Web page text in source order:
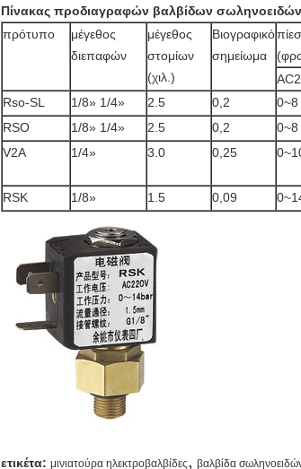
Πίνακας προδιαγραφών βαλβίδων
πρότυπο
μέγεθος
διεπαφών
μέγεθος
στομίων
(χιλ.)
Βιογραφικό
σημείωμα
Rso-SL
1/8» 1/4» 2.5 0,2 0~8
RSO
1/8» 1/4» 2.5 0,2 0~8
V2A
1/4» 3.0 0,25
RSK 1/8» 1.5 0,09
ετικέτα: μινιατούρα ηλεκτροβαλβίδες , βαλβίδα